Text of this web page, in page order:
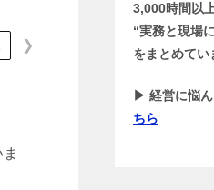
❯
3,000時間以
“実務と現場
をまとめてい
▶ 経営に悩
ちら